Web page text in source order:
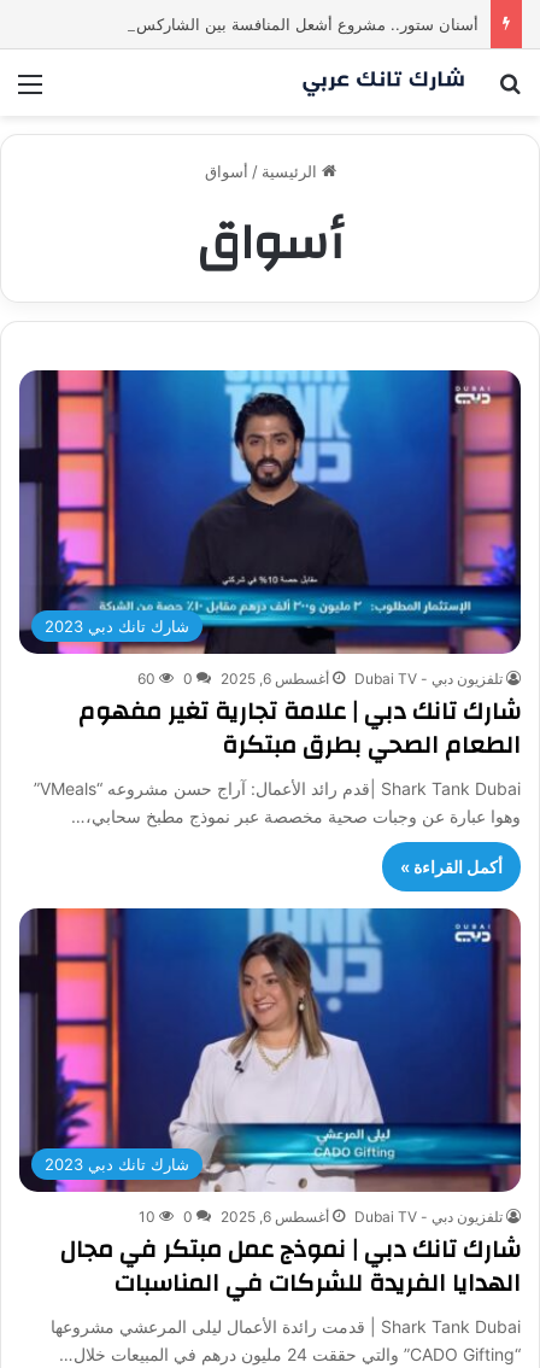
بحث عن
الرئيسية / أسواق
أسواق
شارك تانك دبي 2023
تلفزيون دبي - Dubai TV أغسطس 6, 2025 0
60
شارك تانك دبي | علامة تجارية تغير مفهوم
الطعام الصحي بطرق مبتكرة
Shark Tank Dubai |قدم رائد الأعمال: آراج حسن مشروعه “VMeals”
وهوا عبارة عن وجبات صحية مخصصة عبر نموذج مطبخ سحابي،…
أكمل القراءة »
شارك تانك دبي 2023
تلفزيون دبي - Dubai TV أغسطس 6, 2025 0
10
شارك تانك دبي | نموذج عمل مبتكر في مجال
الهدايا الفريدة للشركات في المناسبات
Shark Tank Dubai | قدمت رائدة الأعمال ليلى المرعشي مشروعها
“CADO Gifting” والتي حققت 24 مليون درهم في المبيعات خلال…